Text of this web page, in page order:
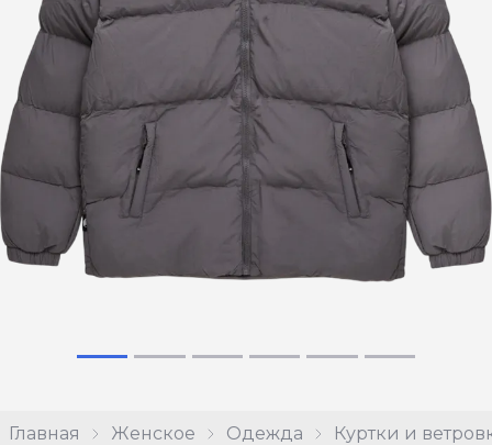
Главная Женское Одежда Куртки и